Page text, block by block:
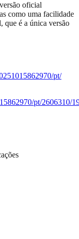
oficial
como uma facilidade
que é a única versão
pt/
pt/2606310/